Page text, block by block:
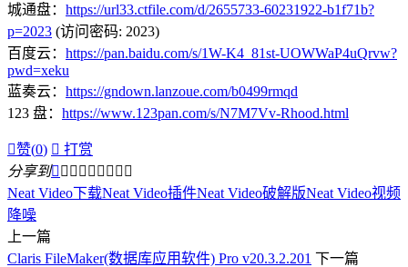
城通盘： https://url33.ctfile.com/d/2655733-60231922-b1f71b?
p=2023 (访问密码: 2023)
百度云： https://pan.baidu.com/s/1W-K4_81st-UOWWaP4uQrvw?
pwd=xeku
蓝奏云： https://gndown.lanzoue.com/b0499rmqd
123 盘： https://www.123pan.com/s/N7M7Vv-Rhood.html
赞(0)  打赏
分享到        
Neat Video下载Neat Video插件Neat Video破解版Neat Video视频
降噪
上一篇
Claris FileMaker(数据库应用软件) Pro v20.3.2.201 下一篇